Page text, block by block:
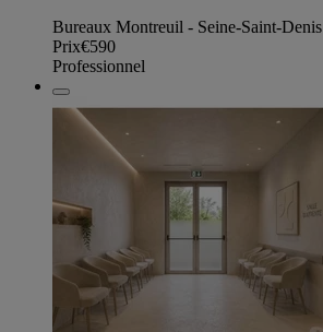
Bureaux Montreuil - Seine-Saint-Denis
Prix€590
Professionnel